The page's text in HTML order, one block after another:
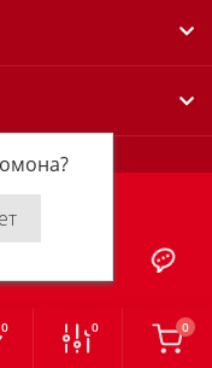
?
0 0 0